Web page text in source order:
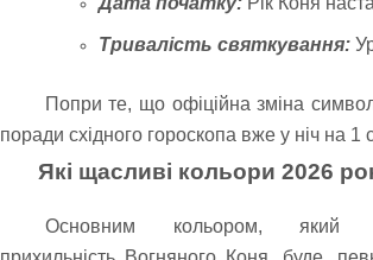
Тривалість святкування:
Попри те, що офіційна зміна
поради східного гороскопа вже у ніч на 1
Які щасливі кольори 2026
Основним кольором, який